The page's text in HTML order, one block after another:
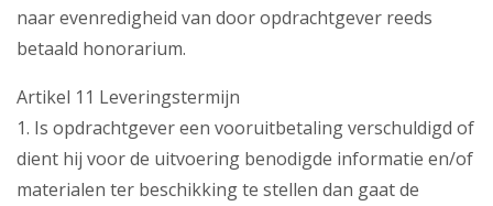
naar evenredigheid van door opdrachtgever reeds
betaald honorarium.
Artikel 11 Leveringstermijn
1. Is opdrachtgever een vooruitbetaling verschuldigd of
dient hij voor de uitvoering benodigde informatie en/of
materialen ter beschikking te stellen dan gaat de